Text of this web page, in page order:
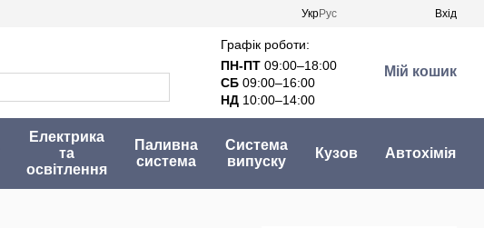
УкрРус Вхід
Графік роботи:
ПН-ПТ 09:00–18:00
СБ 09:00–16:00
НД 10:00–14:00
Мій кошик
Електрика
та
освітлення
Паливна
система
Система
випуску
Кузов Автохімія